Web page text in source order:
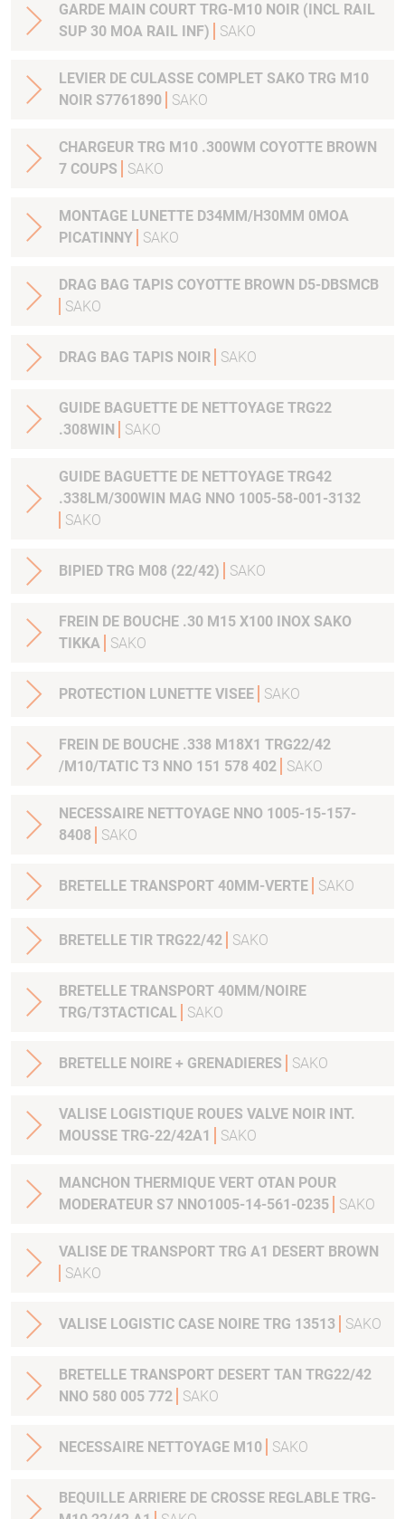
GARDE MAIN COURT TRG-M10 NOIR (INCL RAIL
SUP 30 MOA RAIL INF)
SAKO
LEVIER DE CULASSE COMPLET SAKO TRG M10
NOIR S7761890
SAKO
CHARGEUR TRG M10 .300WM COYOTTE BROWN
7 COUPS
SAKO
MONTAGE LUNETTE D34MM/H30MM 0MOA
PICATINNY
SAKO
DRAG BAG TAPIS COYOTTE BROWN D5-DBSMCB
SAKO
DRAG BAG TAPIS NOIR SAKO
GUIDE BAGUETTE DE NETTOYAGE TRG22
.308WIN
SAKO
GUIDE BAGUETTE DE NETTOYAGE TRG42
.338LM/300WIN MAG NNO 1005-58-001-3132
SAKO
BIPIED TRG M08 (22/42) SAKO
FREIN DE BOUCHE .30 M15 X100 INOX SAKO
TIKKA
SAKO
PROTECTION LUNETTE VISEE SAKO
FREIN DE BOUCHE .338 M18X1 TRG22/42
/M10/TATIC T3 NNO 151 578 402
SAKO
NECESSAIRE NETTOYAGE NNO 1005-15-157-
8408
SAKO
BRETELLE TRANSPORT 40MM-VERTE SAKO
BRETELLE TIR TRG22/42 SAKO
BRETELLE TRANSPORT 40MM/NOIRE
TRG/T3TACTICAL
SAKO
BRETELLE NOIRE + GRENADIERES SAKO
VALISE LOGISTIQUE ROUES VALVE NOIR INT.
MOUSSE TRG-22/42A1
SAKO
MANCHON THERMIQUE VERT OTAN POUR
MODERATEUR S7 NNO1005-14-561-0235
SAKO
VALISE DE TRANSPORT TRG A1 DESERT BROWN
SAKO
VALISE LOGISTIC CASE NOIRE TRG 13513 SAKO
BRETELLE TRANSPORT DESERT TAN TRG22/42
NNO 580 005 772
SAKO
NECESSAIRE NETTOYAGE M10 SAKO
BEQUILLE ARRIERE DE CROSSE REGLABLE TRG-